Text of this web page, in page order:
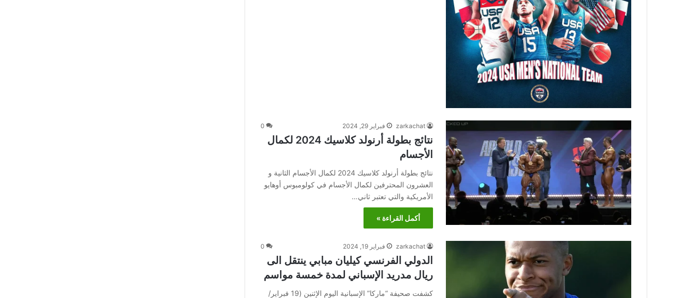
zarkachat فبراير 29, 2024 0
نتائج بطولة أرنولد كلاسيك 2024 لكمال
الأجسام
نتائج بطولة أرنولد كلاسيك 2024 لكمال الأجسام الثانية و
العشرون المحترفين لكمال الأجسام في كولومبوس أوهايو
الأمريكية والتي تعتبر ثاني…
أكمل القراءة »
zarkachat فبراير 19, 2024 0
الدولي الفرنسي كيليان مبابي ينتقل الى
ريال مدريد الإسباني لمدة خمسة مواسم
كشفت صحيفة “ماركا” الإسبانية اليوم الإثنين (19 فبراير/